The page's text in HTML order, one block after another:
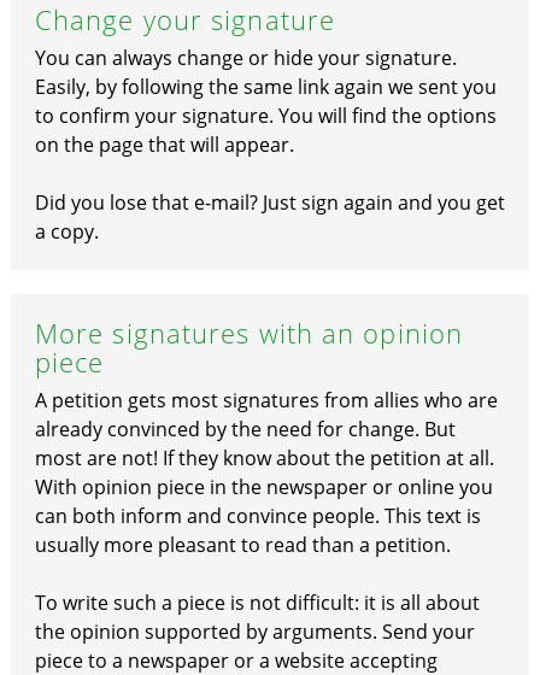
Change your signature
You can always change or hide your signature.
Easily, by following the same link again we sent you
to confirm your signature. You will find the options
on the page that will appear.
Did you lose that e-mail? Just sign again and you get
a copy.
More signatures with an opinion
piece
A petition gets most signatures from allies who are
already convinced by the need for change. But
most are not! If they know about the petition at all.
With opinion piece in the newspaper or online you
can both inform and convince people. This text is
usually more pleasant to read than a petition.
To write such a piece is not difficult: it is all about
the opinion supported by arguments. Send your
piece to a newspaper or a website accepting